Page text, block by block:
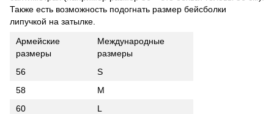
Также есть возможность подогнать размер бейсболки
липучкой на затылке.
Армейские
размеры
Международные
размеры
56
S
58
M
60
L